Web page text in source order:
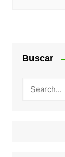
Buscar